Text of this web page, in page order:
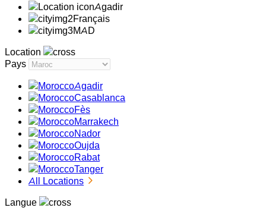
Agadir
Français
MAD
Location
Pays
Agadir
Casablanca
Fès
Marrakech
Nador
Oujda
Rabat
Tanger
All Locations
Langue